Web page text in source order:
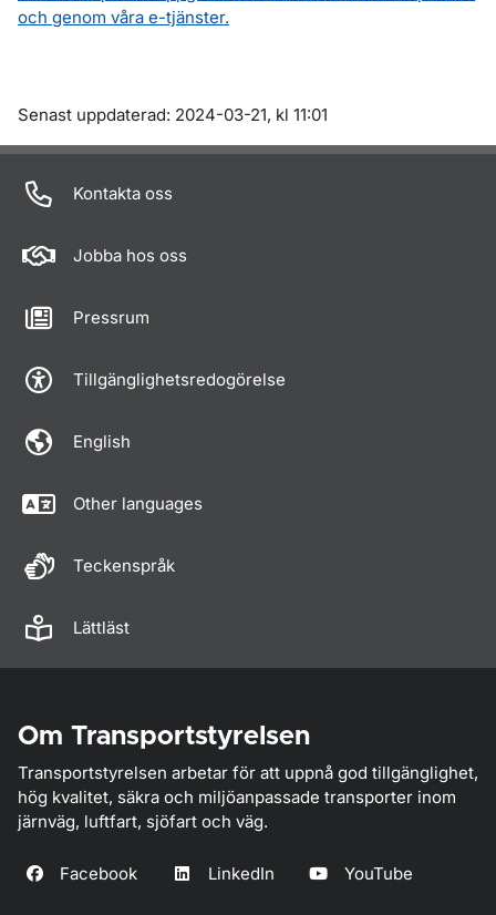
och genom våra e-tjänster.
Om sidan
Senast uppdaterad: 2024-03-21, kl 11:01
Kontakta oss
Jobba hos oss
Pressrum
Tillgänglighetsredogörelse
English
Other languages
Teckenspråk
Lättläst
Om Transportstyrelsen
Transportstyrelsen arbetar för att uppnå god tillgänglighet,
hög kvalitet, säkra och miljöanpassade transporter inom
järnväg, luftfart, sjöfart och väg.
Facebook LinkedIn YouTube